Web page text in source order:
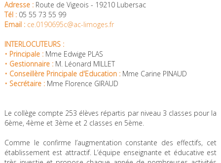
Adresse :Route de Vigeois - 19210 Lubersac
Tél :05 55 73 55 99
Email : ce.0190695c@ac-limoges.fr
INTERLOCUTEURS :
• Principale :Mme Edwige PLAS
• Gestionnaire :M. Léonard MILLET
• Conseillère Principale d'Education :Mme Carine PINAUD
• Secrétaire :Mme Florence GIRAUD
Le collège compte 253 élèves répartis par niveau 3 classes pour la
6ème, 4ème et 3ème et 2 classes en 5ème.
Comme le confirme l’augmentation constante des effectifs, cet
établissement est attractif. L’équipe enseignante et éducative est